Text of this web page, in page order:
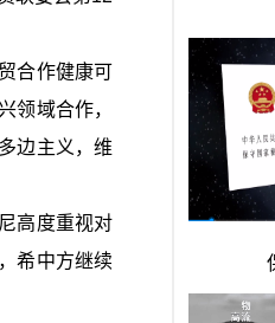
合作健康可
领域合作，
边主义，维
高度重视对
希中方继续